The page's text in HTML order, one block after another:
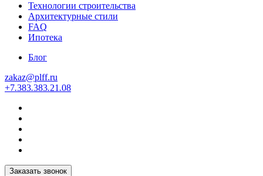
Технологии строительства
Архитектурные стили
FAQ
Ипотека
Блог
zakaz@plff.ru
+7.383.383.21.08
Заказать звонок